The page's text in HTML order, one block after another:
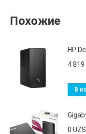
Похожие
HP
4 819
В
0 UZS